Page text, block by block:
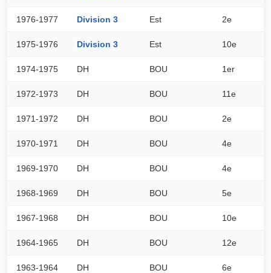
1976-1977 Division 3 Est 2e
1975-1976 Division 3 Est 10e
1974-1975 DH BOU 1er
1972-1973 DH BOU 11e
1971-1972 DH BOU 2e
1970-1971 DH BOU 4e
1969-1970 DH BOU 4e
1968-1969 DH BOU 5e
1967-1968 DH BOU 10e
1964-1965 DH BOU 12e
1963-1964 DH BOU 6e